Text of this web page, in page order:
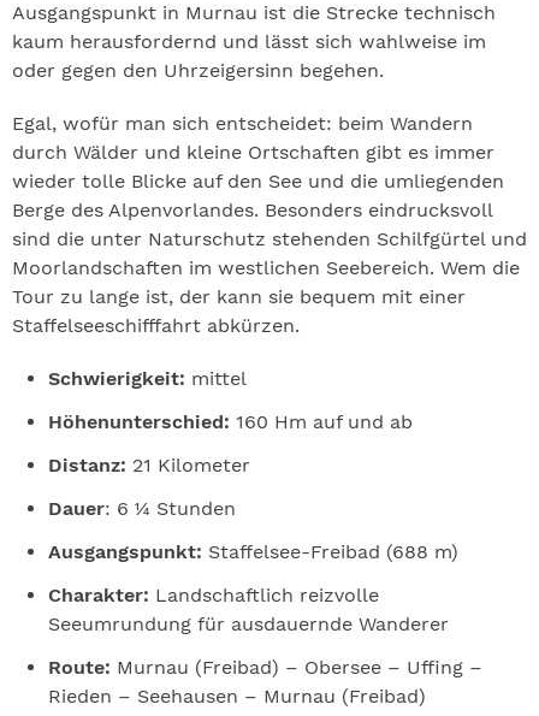
Ausgangspunkt in Murnau ist die Strecke technisch
kaum herausfordernd und lässt sich wahlweise im
oder gegen den Uhrzeigersinn begehen.
Egal, wofür man sich entscheidet: beim Wandern
durch Wälder und kleine Ortschaften gibt es immer
wieder tolle Blicke auf den See und die umliegenden
Berge des Alpenvorlandes. Besonders eindrucksvoll
sind die unter Naturschutz stehenden Schilfgürtel und
Moorlandschaften im westlichen Seebereich. Wem die
Tour zu lange ist, der kann sie bequem mit einer
Staffelseeschifffahrt abkürzen.
Schwierigkeit: mittel
Höhenunterschied: 160 Hm auf und ab
Distanz: 21 Kilometer
Dauer: 6 ¼ Stunden
Ausgangspunkt: Staffelsee-Freibad (688 m)
Charakter: Landschaftlich reizvolle
Seeumrundung für ausdauernde Wanderer
Route: Murnau (Freibad) – Obersee – Uffing –
Rieden – Seehausen – Murnau (Freibad)